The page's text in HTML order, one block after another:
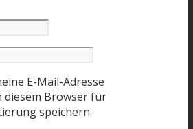
E-Mail-Adresse
diesem Browser für
speichern.